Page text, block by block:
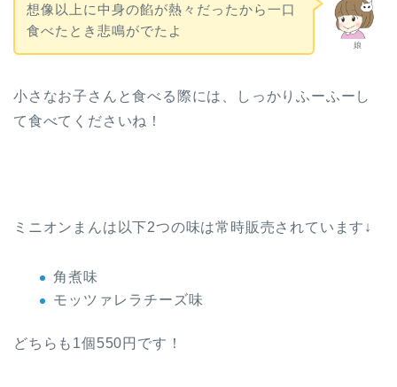
娘
想像以上に中身の餡が熱々だったから一口
食べたとき悲鳴がでたよ
小さなお子さんと食べる際には、しっかりふーふーし
て食べてくださいね！
ミニオンまんは以下2つの味は常時販売されています↓
角煮味
モッツァレラチーズ味
どちらも1個550円です！